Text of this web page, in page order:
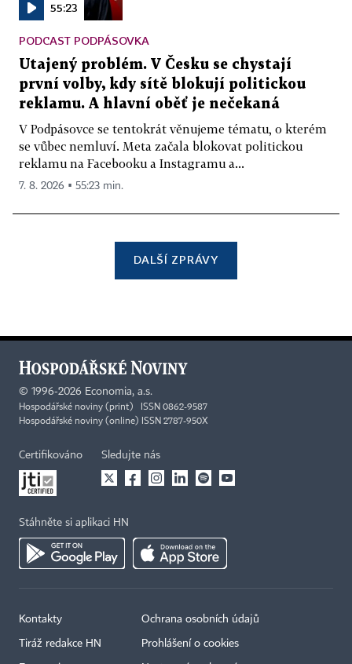
55:23
PODCAST PODPÁSOVKA
Utajený problém. V Česku se chystají
první volby, kdy sítě blokují politickou
reklamu. A hlavní oběť je nečekaná
V Podpásovce se tentokrát věnujeme tématu, o kterém
se vůbec nemluví. Meta začala blokovat politickou
reklamu na Facebooku a Instagramu a...
7. 8. 2026 ▪ 55:23 min.
DALŠÍ ZPRÁVY
© 1996-2026 Economia, a.s.
Hospodářské noviny (print) ISSN 0862-9587
Hospodářské noviny (online) ISSN 2787-950X
Certifikováno Sledujte nás
Stáhněte si aplikaci HN
Kontakty
Tiráž redakce HN
Ochrana osobních údajů
Prohlášení o cookies